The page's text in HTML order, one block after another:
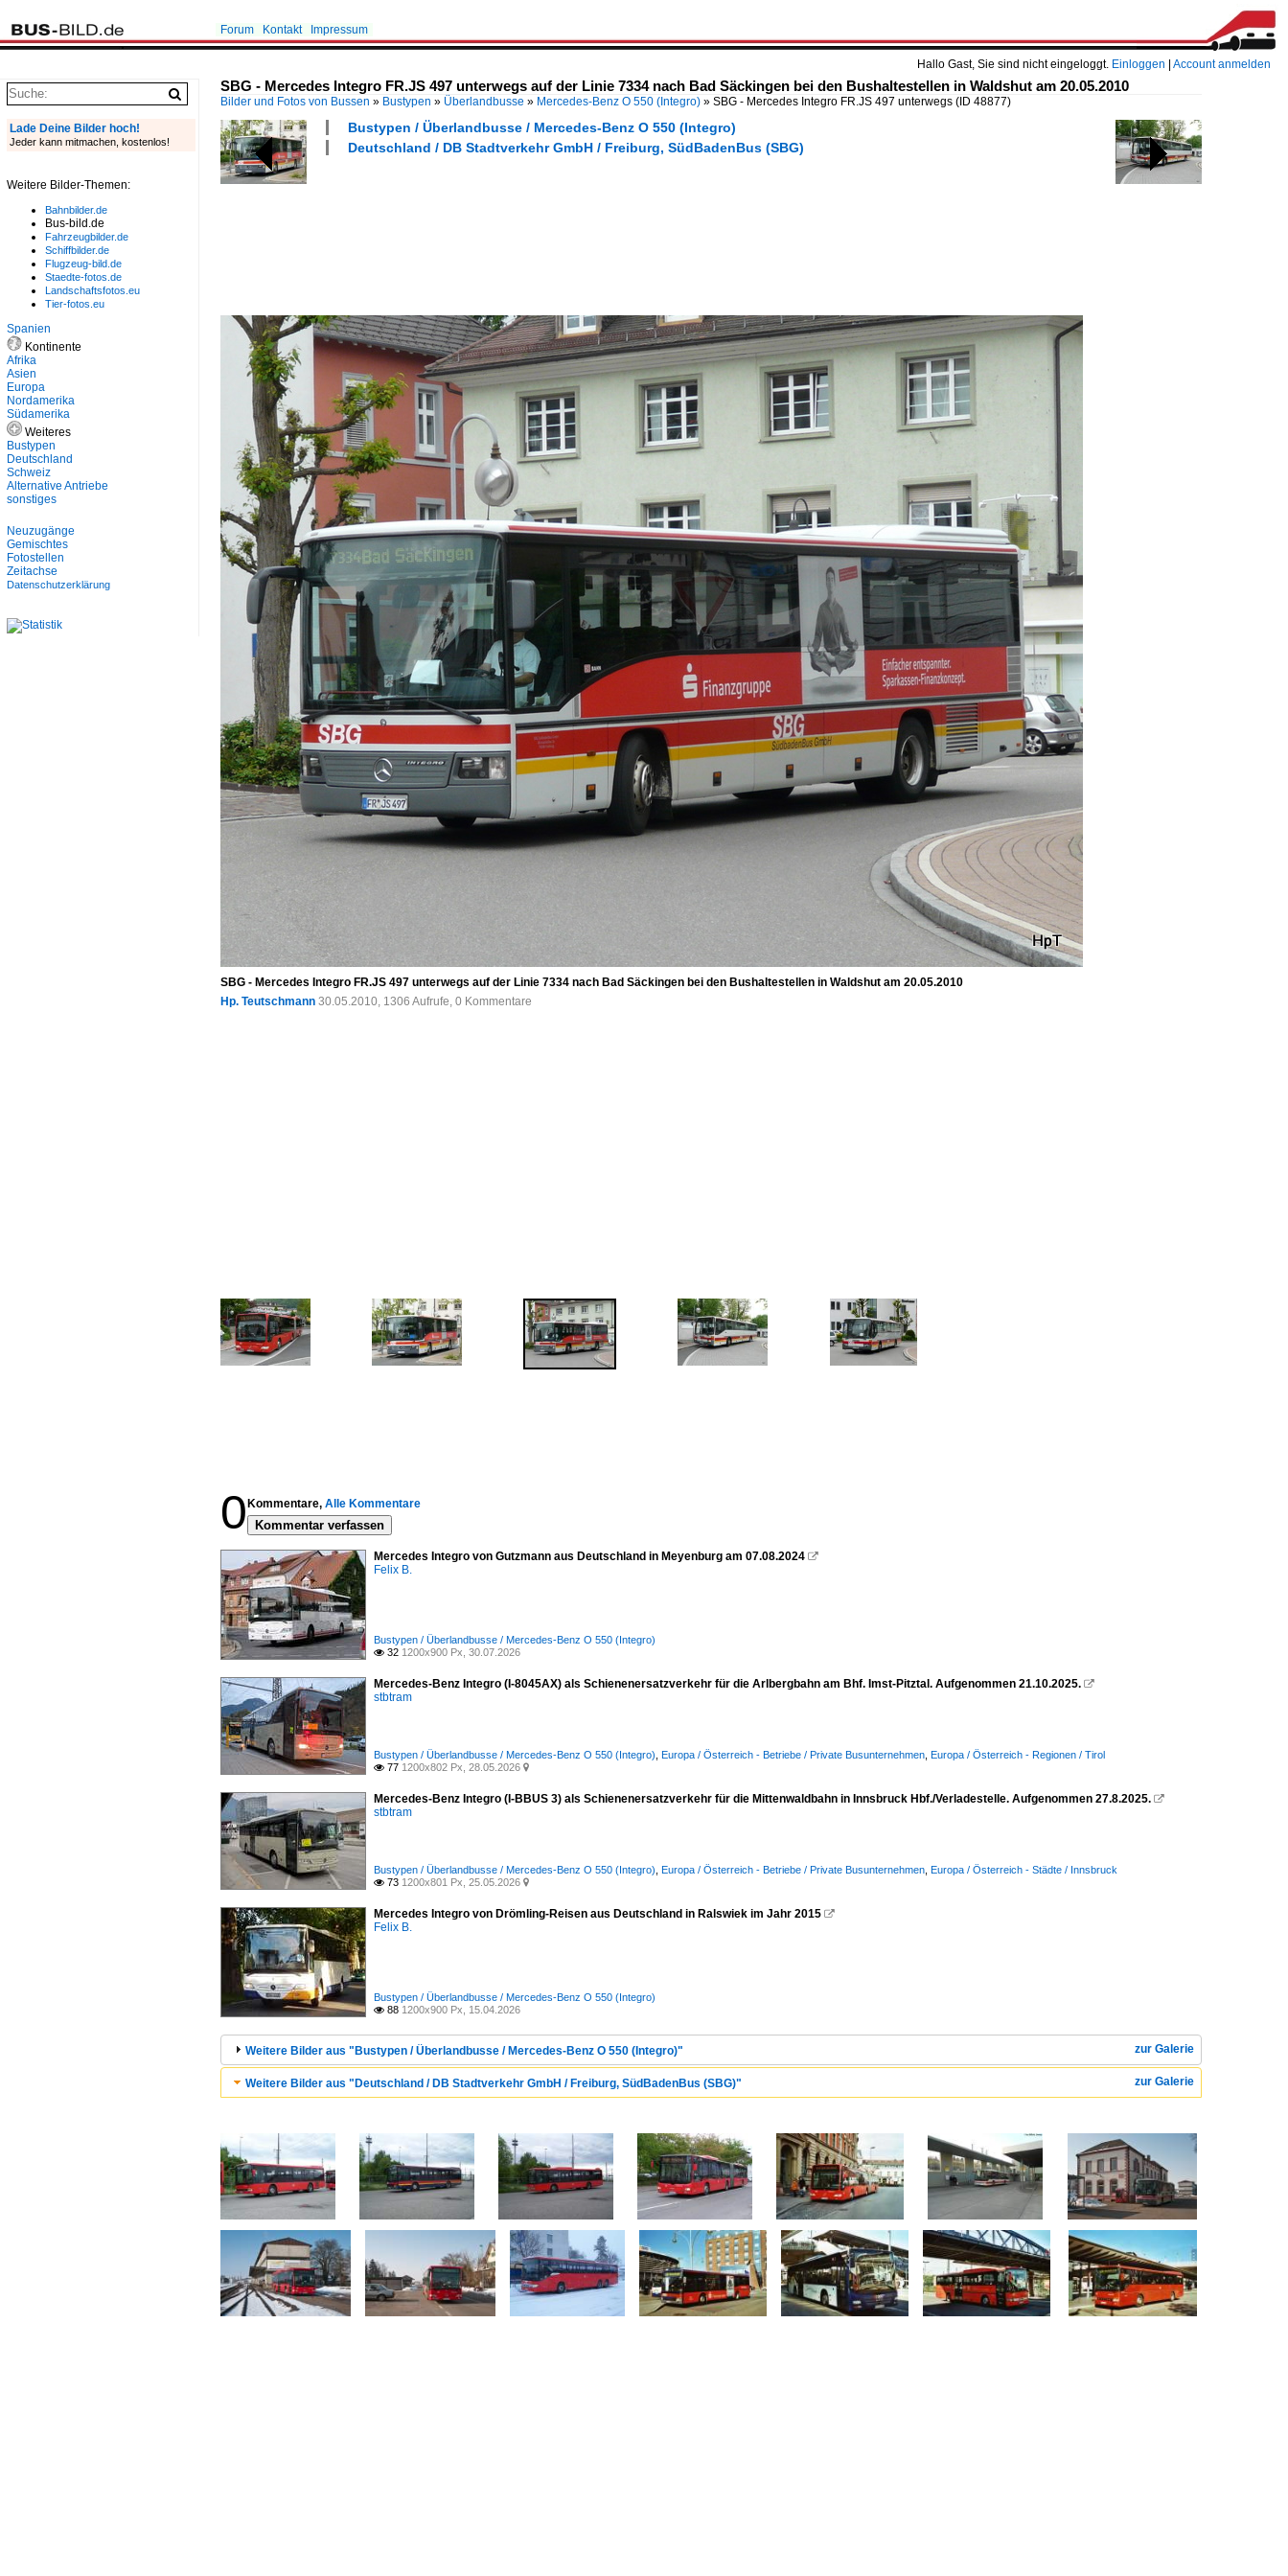
Hallo Gast, Sie sind nicht eingeloggt. Einloggen Account anmelden
Forum Kontakt Impressum
SBG - Mercedes Integro FR.JS 497 unterwegs auf der Linie 7334 nach Bad Säckingen bei den Bushaltestellen in Waldshut am 20.05.2010
Bilder und Fotos von Bussen » Bustypen » Überlandbusse » Mercedes-Benz O 550 (Integro) » SBG - Mercedes Integro FR.JS 497 unterwegs (ID 48877)
Bustypen / Überlandbusse / Mercedes-Benz O 550 (Integro)
Deutschland / DB Stadtverkehr GmbH / Freiburg, SüdBadenBus (SBG)
SBG - Mercedes Integro FR.JS 497 unterwegs auf der Linie 7334 nach Bad Säckingen bei den Bushaltestellen in Waldshut am 20.05.2010
Hp. Teutschmann 30.05.2010, 1306 Aufrufe, 0 Kommentare
0 Kommentare, Alle Kommentare
Kommentar verfassen
Mercedes Integro von Gutzmann aus Deutschland in Meyenburg am 07.08.2024 
Felix B.
Bustypen / Überlandbusse / Mercedes-Benz O 550 (Integro)
 32 1200x900 Px, 30.07.2026
Mercedes-Benz Integro (I-8045AX) als Schienenersatzverkehr für die Arlbergbahn am Bhf. Imst-Pitztal. Aufgenommen 21.10.2025. 
stbtram
Bustypen / Überlandbusse / Mercedes-Benz O 550 (Integro) Europa / Österreich - Betriebe / Private Busunternehmen Europa / Österreich - Regionen / Tirol
 77 1200x802 Px, 28.05.2026 
Mercedes-Benz Integro (I-BBUS 3) als Schienenersatzverkehr für die Mittenwaldbahn in Innsbruck Hbf./Verladestelle. Aufgenommen 27.8.2025. 
stbtram
Bustypen / Überlandbusse / Mercedes-Benz O 550 (Integro) Europa / Österreich - Betriebe / Private Busunternehmen Europa / Österreich - Städte / Innsbruck
 73 1200x801 Px, 25.05.2026 
Mercedes Integro von Drömling-Reisen aus Deutschland in Ralswiek im Jahr 2015 
Felix B.
Bustypen / Überlandbusse / Mercedes-Benz O 550 (Integro)
 88 1200x900 Px, 15.04.2026
zur Galerie
Weitere Bilder aus "Bustypen / Überlandbusse / Mercedes-Benz O 550 (Integro)"
zur Galerie
Weitere Bilder aus "Deutschland / DB Stadtverkehr GmbH / Freiburg, SüdBadenBus (SBG)"
Lade Deine Bilder hoch!
Jeder kann mitmachen, kostenlos!
Weitere Bilder-Themen:
Bahnbilder.de
Bus-bild.de
Fahrzeugbilder.de
Schiffbilder.de
Flugzeug-bild.de
Staedte-fotos.de
Landschaftsfotos.eu
Tier-fotos.eu
Spanien
Kontinente
Afrika
Asien
Europa
Nordamerika
Südamerika
Weiteres
Bustypen
Deutschland
Schweiz
Alternative Antriebe
sonstiges
Neuzugänge
Gemischtes
Fotostellen
Zeitachse
Datenschutzerklärung